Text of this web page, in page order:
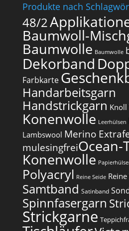
Produkte nach
48/2
Baumwoll-
Baumwolle Baumwolle
Dekorband
Farbkarte
Handarbeitsgarn
Handstrickgarn Knoll
Konenwolle Leerhülsen
Lambswool Merino
mulesingfrei​Ocean-
Konenwolle
Polyacryl Reine Seide
Samtband Satinband
Spinnfasergarn
Strickgarne